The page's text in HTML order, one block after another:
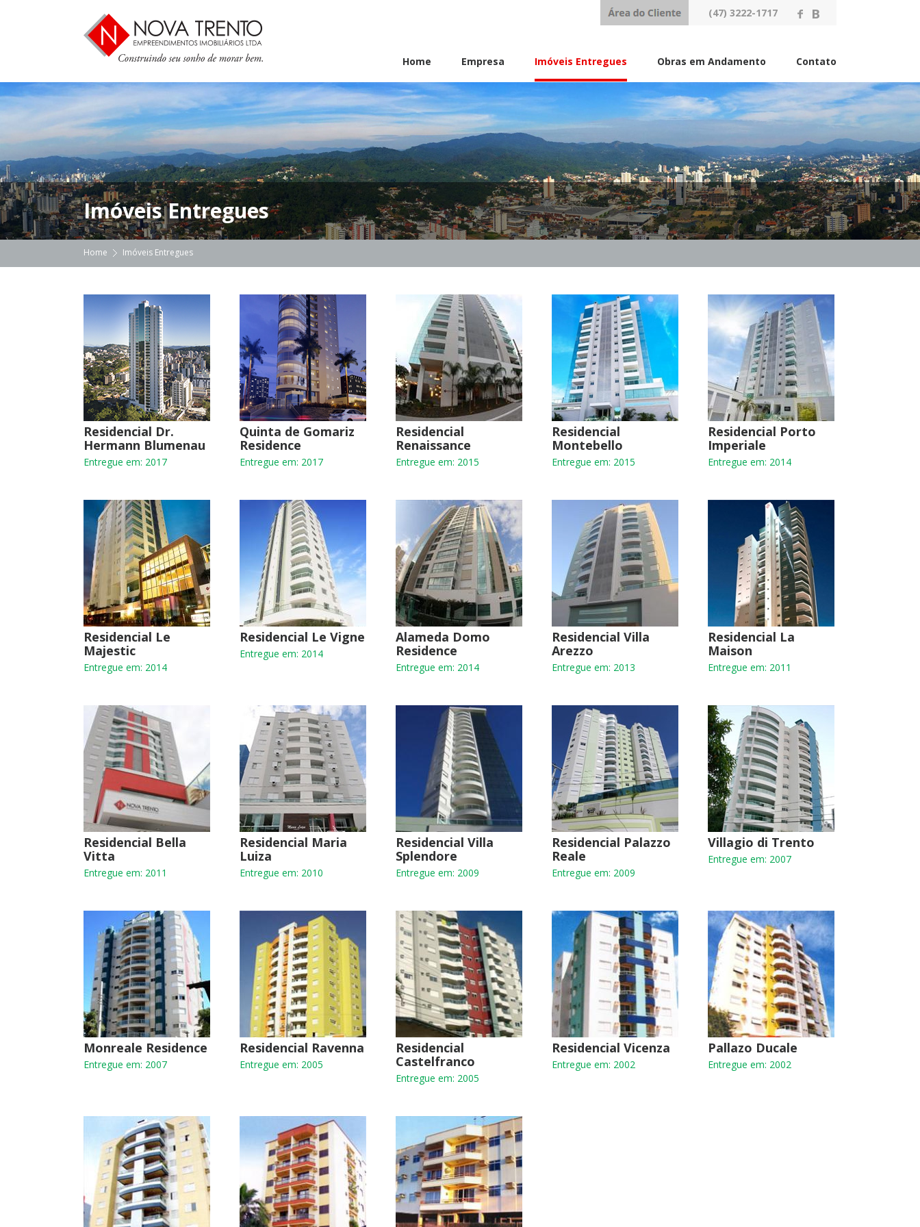
Home Empresa Imóveis Entregues Obras em Andamento Contato
(47) 3222-1717
Imóveis Entregues
Home Imóveis Entregues
Residencial Dr.
Hermann Blumenau
Entregue em: 2017
Quinta de Gomariz
Residence
Entregue em: 2017
Residencial
Renaissance
Entregue em: 2015
Residencial
Montebello
Entregue em: 2015
Residencial Porto
Imperiale
Entregue em: 2014
Residencial Le
Majestic
Entregue em: 2014
Residencial Le Vigne
Entregue em: 2014
Alameda Domo
Residence
Entregue em: 2014
Residencial Villa
Arezzo
Entregue em: 2013
Residencial La
Maison
Entregue em: 2011
Residencial Bella
Vitta
Entregue em: 2011
Residencial Maria
Luiza
Entregue em: 2010
Residencial Villa
Splendore
Entregue em: 2009
Residencial Palazzo
Reale
Entregue em: 2009
Villagio di Trento
Entregue em: 2007
Monreale Residence
Entregue em: 2007
Residencial Ravenna
Entregue em: 2005
Residencial
Castelfranco
Entregue em: 2005
Residencial Vicenza
Entregue em: 2002
Pallazo Ducale
Entregue em: 2002